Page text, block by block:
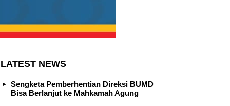
LATEST NEWS
Sengketa Pemberhentian Direksi BUMD
Bisa Berlanjut ke Mahkamah Agung